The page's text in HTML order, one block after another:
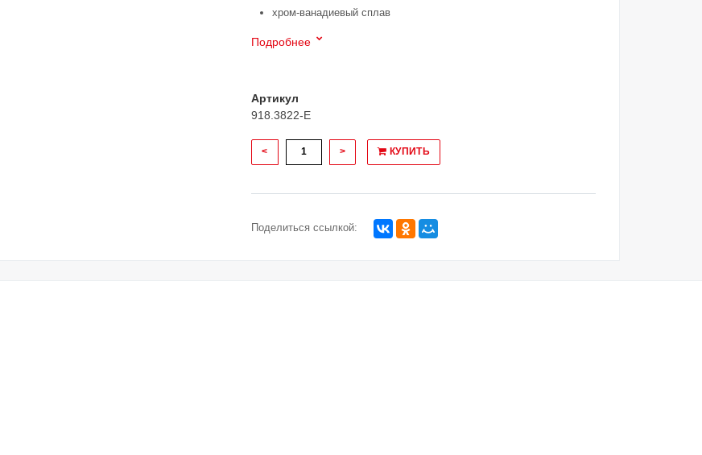
хром-ванадиевый сплав
Подробнее
Артикул
918.3822-E
< > КУПИТЬ
Поделиться ссылкой: